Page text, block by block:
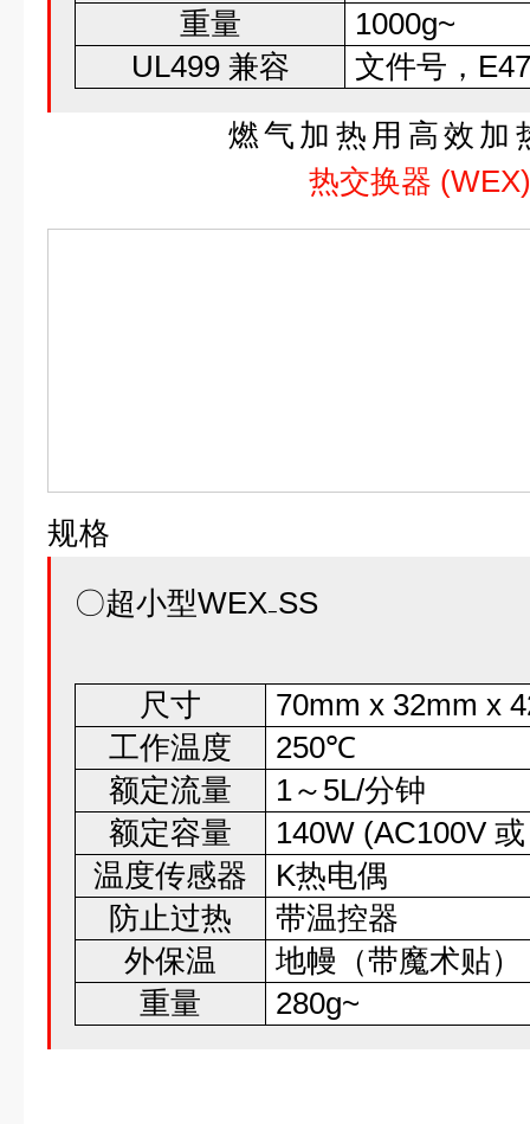
重量
1000g~
UL499 兼容
文件号，
燃气加热用高效加
热交换器
规格
〇超小型WEX₋SS
尺寸
70mm x 32mm x
工作温度
250℃
额定流量
1～5L/分钟
额定容量
140W (AC100V
温度传感器
K热电偶
防止过热
带温控器
外保温
地幔（带魔术贴）
重量
280g~